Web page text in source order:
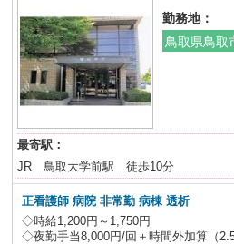
勤務地：
鳥取県鳥取
最寄駅：
JR 鳥取大学前駅 徒歩10分
正看護師 病院 非常勤病棟 透析
◇時給1,200円～1,750円
◇夜勤手当8,000円/回＋時間外加算（2.5